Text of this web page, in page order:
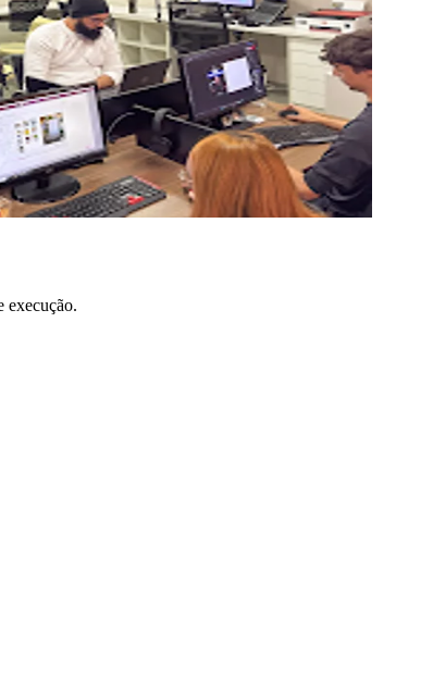
execução.